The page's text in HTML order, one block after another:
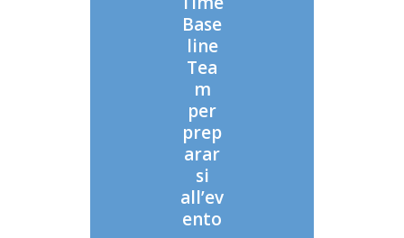
Base
line
Tea
m
per
prep
arar
si
all’ev
ento